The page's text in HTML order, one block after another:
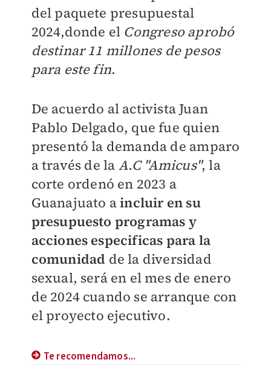
del paquete presupuestal
2024,donde el Congreso aprobó
destinar 11 millones de pesos
para este fin.
De acuerdo al activista Juan
Pablo Delgado, que fue quien
presentó la demanda de amparo
a través de la A.C "Amicus", la
corte ordenó en 2023 a
Guanajuato aincluir en su
presupuesto programas y
acciones especificas para la
comunidad de la diversidad
sexual, será en el mes de enero
de 2024 cuando se arranque con
el proyecto ejecutivo.
Te recomendamos...